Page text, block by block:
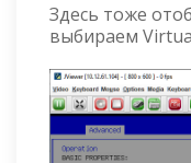
Здесь тоже
выбираем